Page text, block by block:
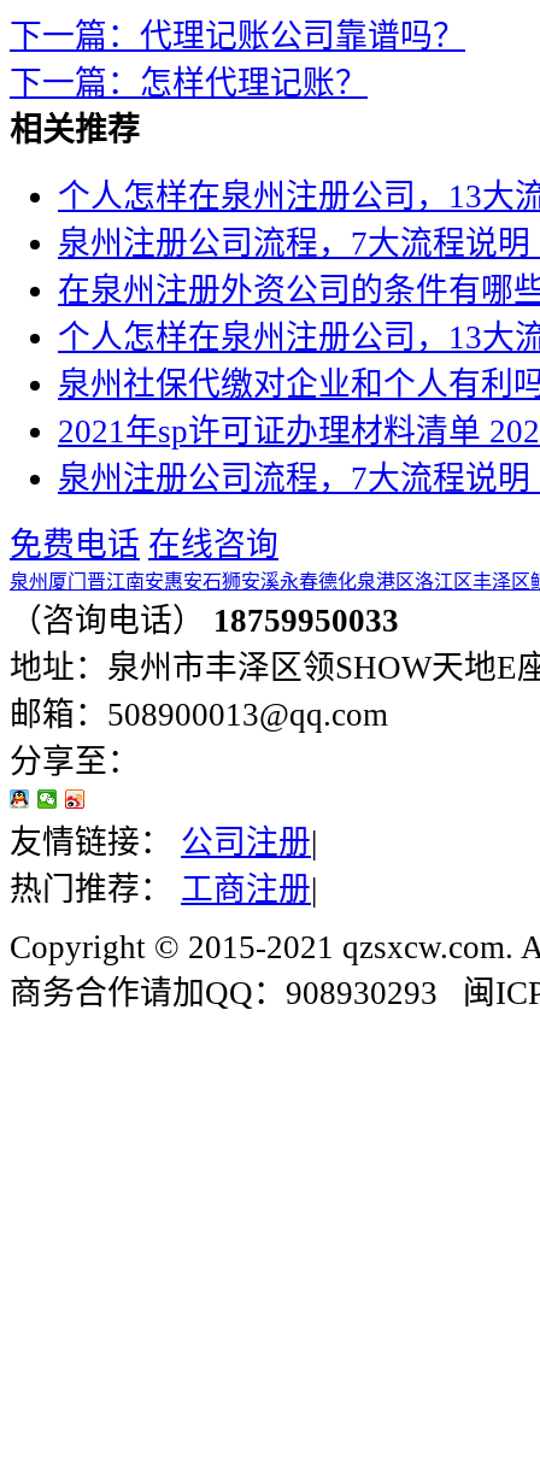
下一篇：代理记账公司靠谱吗？
下一篇：怎样代理记账？
相关推荐
个人怎样在泉州注册公司，13大
泉州注册公司流程，7大流程说明
在泉州注册外资公司的条件有哪
个人怎样在泉州注册公司，13大
泉州社保代缴对企业和个人有利
2021年sp许可证办理材料清单
泉州注册公司流程，7大流程说明
免费电话 在线咨询
泉州 厦门 晋江南安惠安石狮安溪永春德化泉港区洛江区丰泽区
（咨询电话）
18759950033
地址：泉州市丰泽区领SHOW天地E
邮箱：508900013@qq.com
分享至：
友情链接： 公司注册|
热门推荐：
工商注册|
Copyright © 2015-2021 qzsxcw.com.
商务合作请加QQ：908930293 闽